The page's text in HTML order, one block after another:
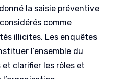
la saisie préventive
comme
illicites. Les enquêtes
l’ensemble du
clarifier les rôles et